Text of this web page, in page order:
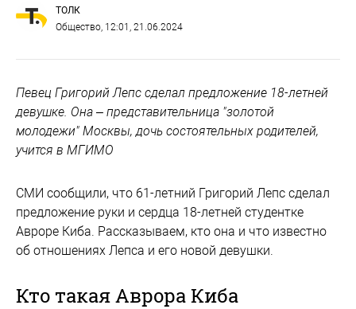
ТОЛК
Общество , 12:01, 21.06.2024
Певец Григорий Лепс сделал предложение 18-летней
девушке. Она – представительница "золотой
молодежи" Москвы, дочь состоятельных родителей,
учится в МГИМО
СМИ сообщили, что 61-летний Григорий Лепс сделал
предложение руки и сердца 18-летней студентке
Авроре Киба. Рассказываем, кто она и что известно
об отношениях Лепса и его новой девушки.
Кто такая Аврора Киба